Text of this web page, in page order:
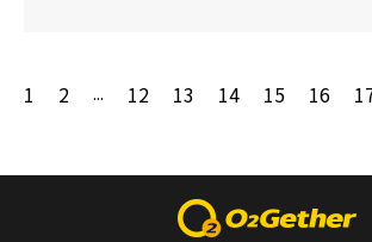
1 2 ... 12 13 14 15 16